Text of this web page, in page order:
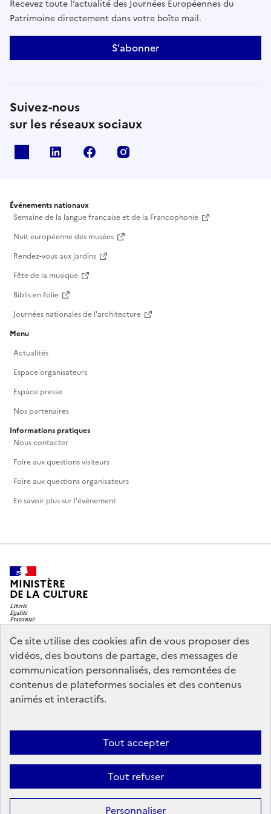
Ce site utilise des cookies afin de vous proposer des
vidéos, des boutons de partage, des messages de
communication personnalisés, des remontées de
contenus de plateformes sociales et des contenus
animés et interactifs.
Tout accepter
Tout refuser
Personnaliser
Recevez toute l’actualité des Journées Européennes du
Patrimoine directement dans votre boîte mail.
S'abonner
Suivez-nous
sur les réseaux sociaux
Linkedin Facebook
Événements nationaux
Semaine de la langue française et de la Francophonie
Nuit européenne des musées
Rendez-vous aux jardins
Fête de la musique
Biblis en folie
Journées nationales de l'architecture
Menu
Actualités
Espace organisateurs
Espace presse
Nos partenaires
Informations pratiques
Nous contacter
Foire aux questions visiteurs
Foire aux questions organisateurs
En savoir plus sur l'événement
MINISTÈRE
DE LA CULTURE
legifrance.gouv.fr
info.gouv.fr
service-public.gouv.fr
data.gouv.fr
Mentions légales
conforme
Politique d’utilisation des témoins de connexion
Sauf mention contraire, tous les contenus de ce site sont sous